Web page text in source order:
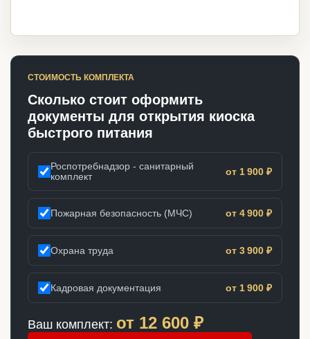
СТОИМОСТЬ КОМПЛЕКТА
Сколько стоит оформить
документы для открытия киоска
быстрого питания
Роспотребнадзор - санитарный
комплект
от 1 900 ₽
Пожарная безопасность (МЧС) от 4 900 ₽
Охрана труда от 3 900 ₽
Кадровая документация от 1 900 ₽
Ваш комплект: от 12 600 ₽